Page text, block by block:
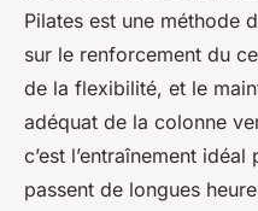
Pilates est une méthode
sur le renforcement du
de la flexibilité, et le
adéquat de la colonne
c’est l’entraînement
passent de longues